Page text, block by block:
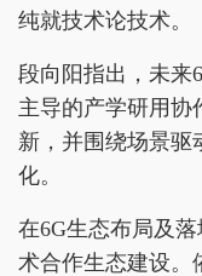
纯就技术论技术。
段向阳指出，未来
主导的产学研用协
新，并围绕场景驱
化。
在6G生态布局及
术合作生态建设。